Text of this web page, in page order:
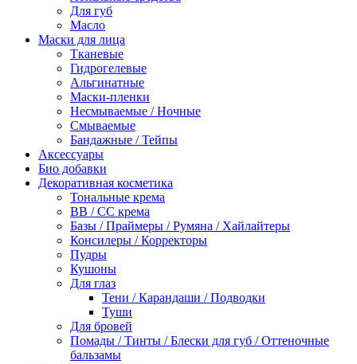
Для губ
Масло
Маски для лица
Тканевые
Гидрогелевые
Альгинатные
Маски-пленки
Несмываемые / Ночные
Смываемые
Бандажные / Тейпы
Аксессуары
Био добавки
Декоративная косметика
Тональные крема
BB / СС крема
Базы / Праймеры / Румяна / Хайлайтеры
Консилеры / Корректоры
Пудры
Кушоны
Для глаз
Тени / Карандаши / Подводки
Туши
Для бровей
Помады / Тинты / Блески для губ / Оттеночные
бальзамы